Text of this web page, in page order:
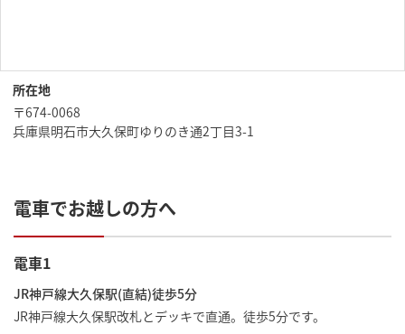
所在地
〒674-0068
兵庫県明石市大久保町ゆりのき通2丁目3-1
電車でお越しの方へ
電車1
JR神戸線大久保駅(直結)徒歩5分
JR神戸線大久保駅改札とデッキで直通。徒歩5分です。